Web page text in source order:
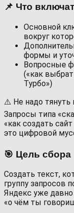
📌 Что
Основной
вокруг
формы и
Вопросные
(«как
Турбо»)
⚠️ Не надо тянуть
Запросы типа
«как создать
это цифровой
🎯 Цель сбора
Создать текст,
группу запросов
Яндекс уже
«о чём ты